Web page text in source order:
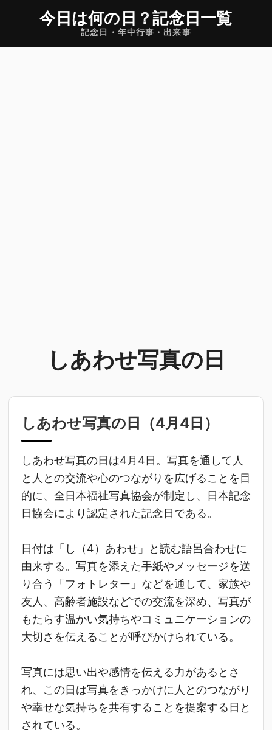
今日は何の日 ？記念日一覧
記念日・年中行事・出来事
しあわせ写真の日
しあわせ写真の日（4月4日 ）
しあわせ写真の日は4月4日。写真を通して人
と人との交流や心のつながりを広げることを目
的に、全日本福祉写真協会が制定し、日本記念
日協会により認定された記念日である。
日付は「し（4）あわせ」と読む語呂合わせに
由来する。写真を添えた手紙やメッセージを送
り合う「フォトレター」などを通して、家族や
友人、高齢者施設などでの交流を深め、写真が
もたらす温かい気持ちやコミュニケーションの
大切さを伝えることが呼びかけられている。
写真には思い出や感情を伝える力があるとさ
れ、この日は写真をきっかけに人とのつながり
や幸せな気持ちを共有することを提案する日と
されている。